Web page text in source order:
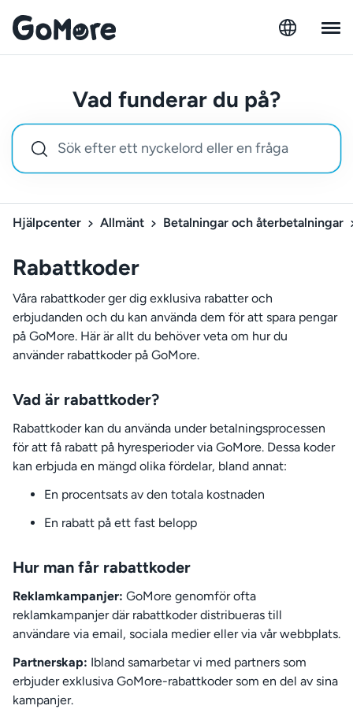
Vad funderar du på?
Hjälpcenter Allmänt Betalningar och återbetalningar
Rabattkoder
Våra rabattkoder ger dig exklusiva rabatter och
erbjudanden och du kan använda dem för att spara pengar
på GoMore. Här är allt du behöver veta om hur du
använder rabattkoder på GoMore.
Vad är rabattkoder?
Rabattkoder kan du använda under betalningsprocessen
för att få rabatt på hyresperioder via GoMore. Dessa koder
kan erbjuda en mängd olika fördelar, bland annat:
En procentsats av den totala kostnaden
En rabatt på ett fast belopp
Hur man får rabattkoder
Reklamkampanjer: GoMore genomför ofta
reklamkampanjer där rabattkoder distribueras till
användare via email, sociala medier eller via vår webbplats.
Partnerskap: Ibland samarbetar vi med partners som
erbjuder exklusiva GoMore-rabattkoder som en del av sina
kampanjer.